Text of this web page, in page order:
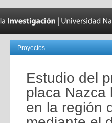
Proyectos
Estudio del
placa Nazca
en la región